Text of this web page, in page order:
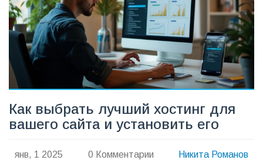
Как выбрать лучший хостинг для
вашего сайта и установить его
янв, 1 2025 0 Комментарии Никита Романов